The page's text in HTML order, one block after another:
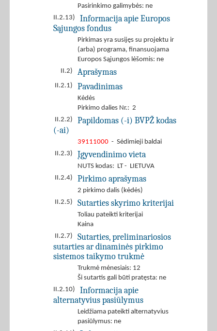
Pasirinkimo galimybės: ne
II.2.13)
Informacija apie Europos
Sąjungos fondus
Pirkimas yra susijęs su projektu ir
(arba) programa, finansuojama
Europos Sąjungos lėšomis: ne
II.2)
Aprašymas
II.2.1) Pavadinimas
Kėdės
Pirkimo dalies Nr.: 2
II.2.2)
Papildomas (-i) BVPŽ kodas
(-ai)
39111000 - Sėdimieji baldai
II.2.3)
Įgyvendinimo vieta
NUTS kodas: LT - LIETUVA
II.2.4)
Pirkimo aprašymas
2 pirkimo dalis (kėdės)
II.2.5)
Sutarties skyrimo kriterijai
Toliau pateikti kriterijai
Kaina
II.2.7)
Sutarties, preliminariosios
sutarties ar dinaminės pirkimo
sistemos taikymo trukmė
Trukmė mėnesiais: 12
Ši sutartis gali būti pratęsta: ne
II.2.10)
Informacija apie
alternatyvius pasiūlymus
Leidžiama pateikti alternatyvius
pasiūlymus: ne